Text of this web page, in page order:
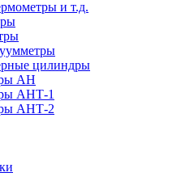
и т.д.
цилиндры
АН
АНТ-1
АНТ-2